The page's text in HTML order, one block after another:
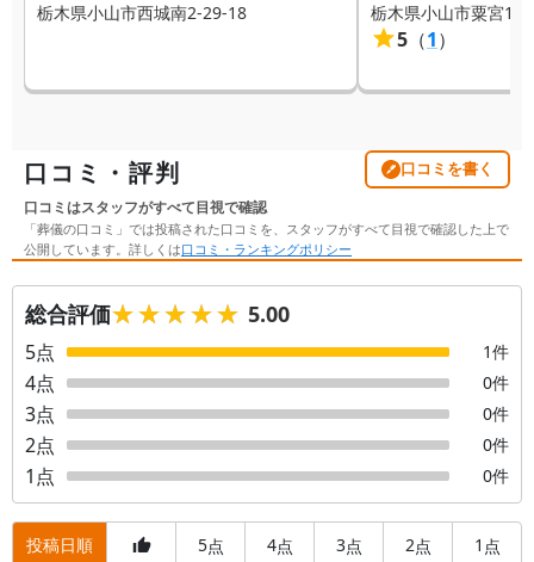
栃木県小山市西城南2-29-18 栃木県小山市粟宮1-
5 （1）
口コミ・評判 口コミを書く
口コミはスタッフがすべて目視で確認
「葬儀の口コミ」では投稿された口コミを、スタッフがすべて目視で確認した上で
公開しています。詳しくは口コミ・ランキングポリシー
総合評価★★★★★
★★★★★ 5.00
5点 1件
4点 0件
3点 0件
2点 0件
1 点 0件
投稿日順 5点 4点 3点 2点 1 点